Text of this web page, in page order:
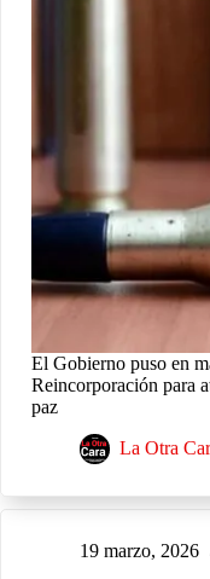
El Gobierno puso en
Reincorporación para
paz
La Otra
19 marzo, 2026